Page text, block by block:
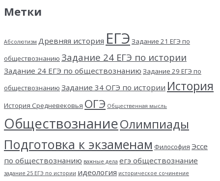
Метки
Абсолютизм Древняя история ЕГЭ Задание 21 ЕГЭ по
обществознанию Задание 24 ЕГЭ по истории
Задание 24 ЕГЭ по обществознанию Задание 29 ЕГЭ по
обществознанию Задание 34 ОГЭ по истории История
История Средневековья ОГЭ Общественная мысль
ОбществознаниеОлимпиады
Подготовка к экзаменам Философия Эссе
по обществознанию важные дела егэ обществознание
задание 25 ЕГЭ по истории идеология историческое сочинение